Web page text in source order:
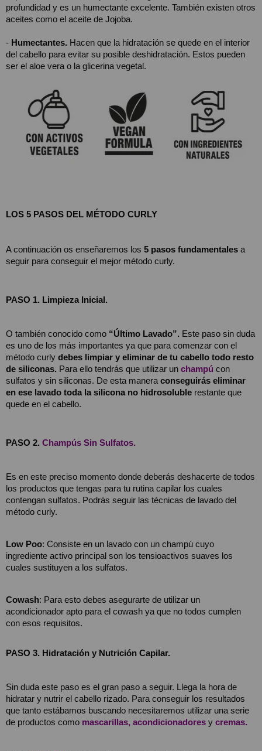
profundidad y es un humectante excelente. También existen otros
aceites como el aceite de Jojoba.
- Humectantes. Hacen que la hidratación se quede en el interior
del cabello para evitar su posible deshidratación. Estos pueden
ser el aloe vera o la glicerina vegetal.
LOS 5 PASOS DEL MÉTODO CURLY
A continuación os enseñaremos los 5 pasos fundamentales a
seguir para conseguir el mejor método curly.
PASO 1. Limpieza Inicial.
O también conocido como “Último Lavado”. Este paso sin duda
es uno de los más importantes ya que para comenzar con el
método curly debes limpiar y eliminar de tu cabello todo resto
de siliconas. Para ello tendrás que utilizar un champú con
sulfatos y sin siliconas. De esta manera conseguirás eliminar
en ese lavado toda la silicona no hidrosoluble restante que
quede en el cabello.
PASO 2. Champús Sin Sulfatos.
Es en este preciso momento donde deberás deshacerte de todos
los productos que tengas para tu rutina capilar los cuales
contengan sulfatos. Podrás seguir las técnicas de lavado del
método curly.
Low Poo: Consiste en un lavado con un champú cuyo
ingrediente activo principal son los tensioactivos suaves los
cuales sustituyen a los sulfatos.
Cowash: Para esto debes asegurarte de utilizar un
acondicionador apto para el cowash ya que no todos cumplen
con esos requisitos.
PASO 3. Hidratación y Nutrición Capilar.
Sin duda este paso es el gran paso a seguir. Llega la hora de
hidratar y nutrir el cabello rizado. Para conseguir los resultados
que tanto estábamos buscando necesitaremos utilizar una serie
de productos como mascarillas, acondicionadores y cremas.